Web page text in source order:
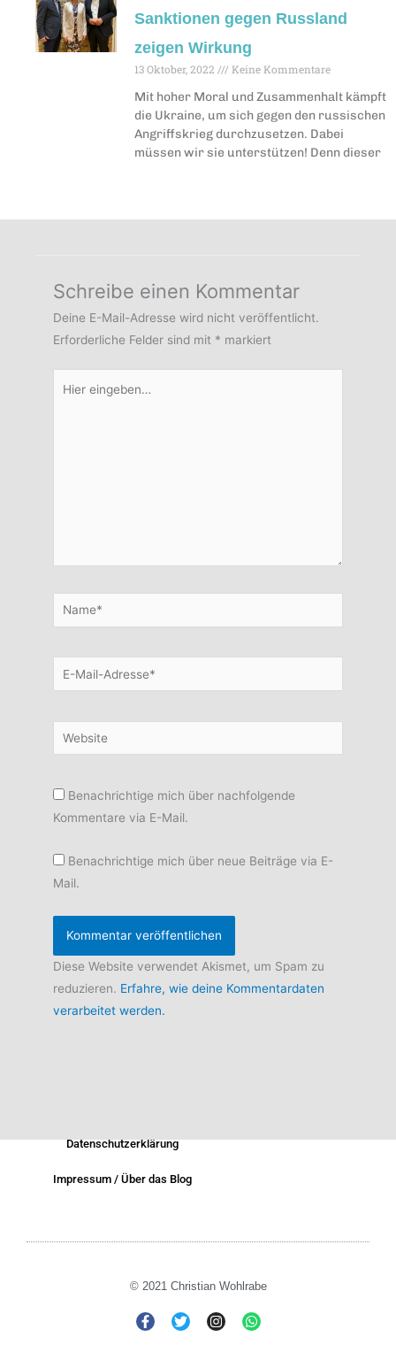
Sanktionen gegen Russland
zeigen Wirkung
13 Oktober, 2022 Keine Kommentare
Mit hoher Moral und Zusammenhalt kämpft
die Ukraine, um sich gegen den russischen
Angriffskrieg durchzusetzen. Dabei
müssen wir sie unterstützen! Denn dieser
Schreibe einen Kommentar
Deine E-Mail-Adresse wird nicht veröffentlicht.
Erforderliche Felder sind mit * markiert
eingeben…
Name*
E-
Mail-
Website
Benachrichtige mich über nachfolgende
Kommentare via E-Mail.
Benachrichtige mich über neue Beiträge via E-
Mail.
Diese Website verwendet Akismet, um Spam zu
reduzieren. Erfahre, wie deine Kommentardaten
verarbeitet werden.
Datenschutzerklärung
Impressum / Über das Blog
© 2021 Christian Wohlrabe
F
a
T
w
I
n
W
h